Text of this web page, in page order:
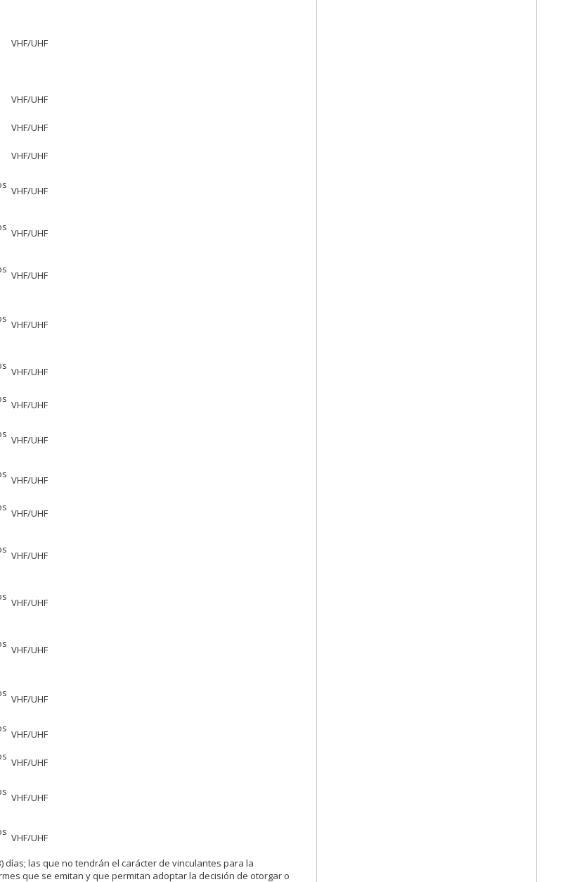
VHF/UHF
VHF/UHF
VHF/UHF
VHF/UHF
VHF/UHF
VHF/UHF
VHF/UHF
VHF/UHF
VHF/UHF
VHF/UHF
VHF/UHF
VHF/UHF
VHF/UHF
VHF/UHF
VHF/UHF
VHF/UHF
VHF/UHF
VHF/UHF
VHF/UHF
VHF/UHF
VHF/UHF
las que no tendrán el carácter de vinculantes para la
que se emitan y que permitan adoptar la decisión de otorgar o